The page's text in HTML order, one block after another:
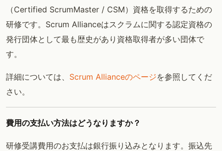
（Certified ScrumMaster / CSM）資格を取得するための
研修です。Scrum Allianceはスクラムに関する認定資格の
発行団体として最も歴史があり資格取得者が多い団体で
す。
詳細については、 Scrum Allianceのページを参照してくだ
さい。
費用の支払い方法はどうなりますか？
研修受講費用のお支払は銀行振り込みとなります。振込先